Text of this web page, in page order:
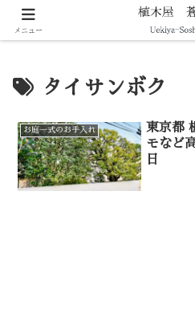
剪定・伐採・庭づくりなど
タイサンボク
お庭一式のお手入れ
東京都
モなど
日
メニュー